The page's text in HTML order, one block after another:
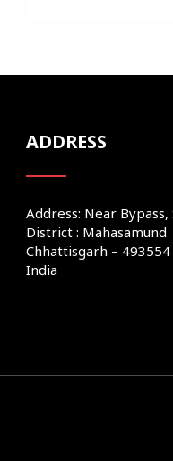
ADDRESS
Address: Near Bypass,
District : Mahasamund
Chhattisgarh – 493554
India